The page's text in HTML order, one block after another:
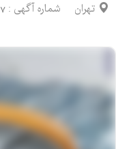
تهران شماره آگهی :